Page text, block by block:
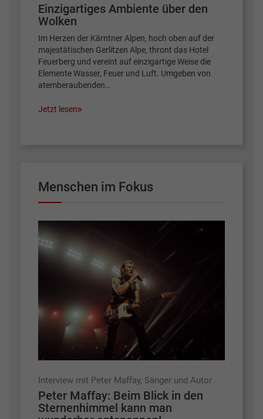
Einzigartiges Ambiente über den
Wolken
Im Herzen der Kärntner Alpen, hoch oben auf der
majestätischen Gerlitzen Alpe, thront das Hotel
Feuerberg und vereint auf einzigartige Weise die
Elemente Wasser, Feuer und Luft. Umgeben von
atemberaubenden…
Jetzt lesen
Menschen im Fokus
Interview mit Peter Maffay, Sänger und Autor
Peter Maffay: Beim Blick in den
Sternenhimmel kann man